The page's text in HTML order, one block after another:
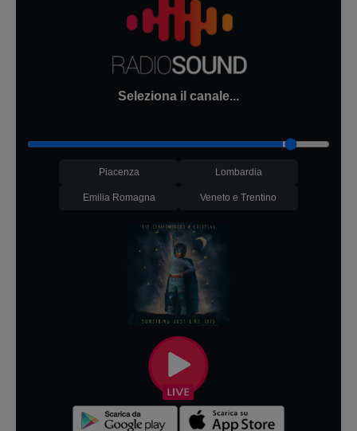
Seleziona il canale...
Piacenza Lombardia
Emilia Romagna Veneto e Trentino